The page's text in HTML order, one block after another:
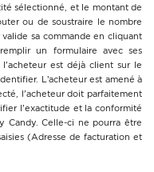
sélectionné, et le montant de
ou de soustraire le nombre
sa commande en cliquant
un formulaire avec ses
l'acheteur est déjà client sur le
L’acheteur est amené à
l'acheteur doit parfaitement
l'exactitude et la conformité
Candy. Celle-ci ne pourra être
(Adresse de facturation et